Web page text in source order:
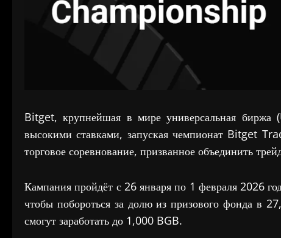
Bitget, крупнейшая в мире универсальная биржа
высокими ставками, запуская чемпионат Bitget
торговое соревнование, призванное объединить
Кампания пройдёт с 26 января по 1 февраля 2026
чтобы побороться за долю из призового фонда в
смогут заработать до 1,000 BGB.